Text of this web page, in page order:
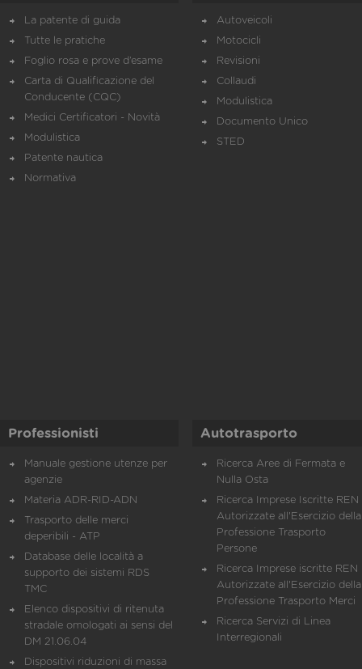
La patente di guida
Tutte le pratiche
Foglio rosa e prove d’esame
Carta di Qualificazione del
Conducente (CQC)
Medici Certificatori - Novità
Modulistica
Patente nautica
Normativa
Autoveicoli
Motocicli
Revisioni
Collaudi
Modulistica
Documento Unico
STED
Professionisti
Manuale gestione utenze per
agenzie
Materia ADR-RID-ADN
Trasporto delle merci
deperibili - ATP
Database delle località a
supporto dei sistemi RDS
TMC
Elenco dispositivi di ritenuta
stradale omologati ai sensi del
DM 21.06.04
Dispositivi riduzioni di massa
Autotrasporto
Ricerca Aree di Fermata e
Nulla Osta
Ricerca Imprese Iscritte REN
Autorizzate all'Esercizio della
Professione Trasporto
Persone
Ricerca Imprese iscritte REN
Autorizzate all'Esercizio della
Professione Trasporto Merci
Ricerca Servizi di Linea
Interregionali